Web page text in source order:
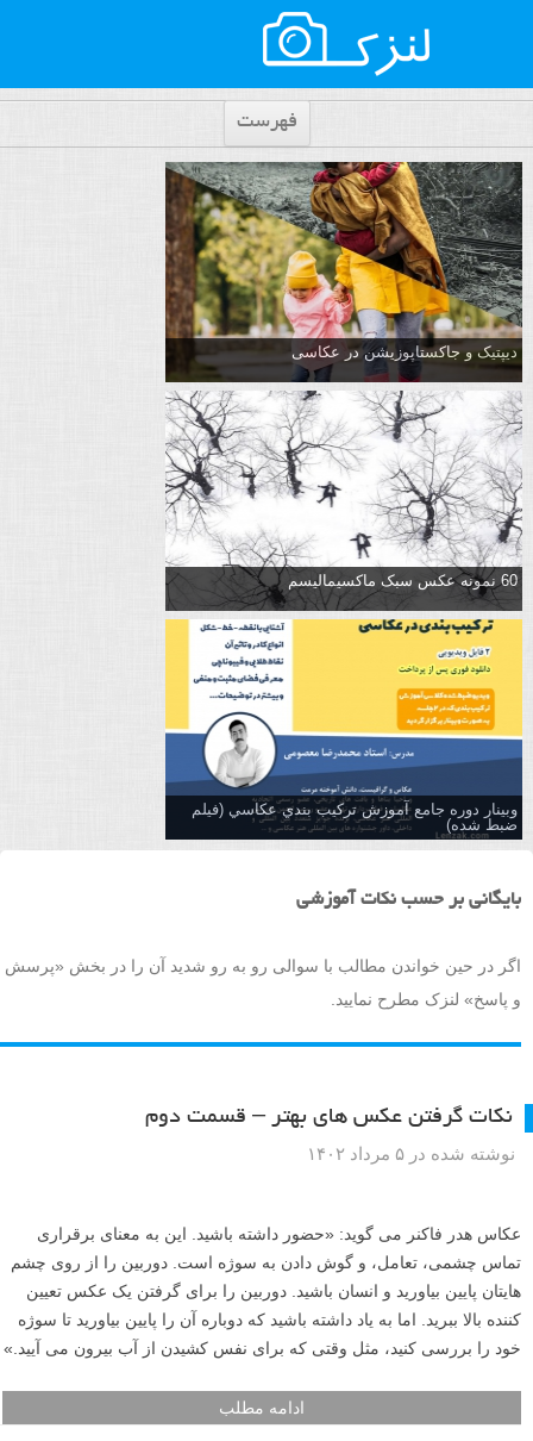
فهرست
دیپتیک و جاکستا‌پوزیشن در عکاسی
60 نمونه عکس سبک ماکسیمالیسم
وبینار دوره جامع آموزش تركيب بندي عكاسي (فیلم
ضبط شده)
بایگانی بر حسب نکات آموزشی
اگر در حین خواندن مطالب با سوالی رو به رو شدید آن را در بخش «پرسش
و پاسخ» لنزک مطرح نمایید.
نکات گرفتن عکس های بهتر – قسمت دوم
نوشته شده در ۵ مرداد ۱۴۰۲